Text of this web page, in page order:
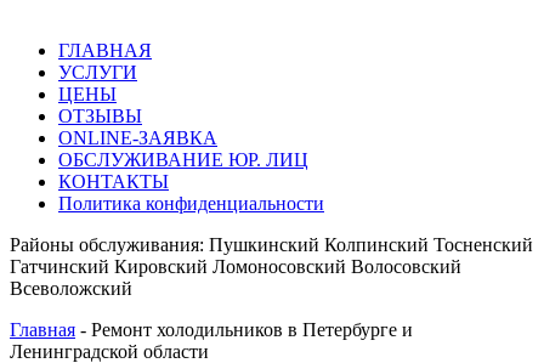
ГЛАВНАЯ
УСЛУГИ
ЦЕНЫ
ОТЗЫВЫ
ONLINE-ЗАЯВКА
ОБСЛУЖИВАНИЕ ЮР. ЛИЦ
КОНТАКТЫ
Политика конфиденциальности
Районы обслуживания: Пушкинский Колпинский Тосненский
Гатчинский Кировский Ломоносовский Волосовский
Всеволожский
Главная - Ремонт холодильников в Петербурге и
Ленинградской области